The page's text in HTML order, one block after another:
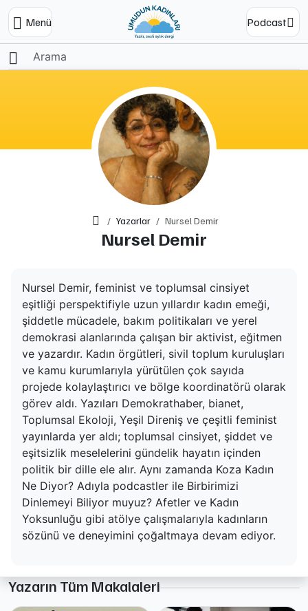
Menü Podcast
Ana SayfaYazarlar Nursel Demir
Nursel Demir
Nursel Demir, feminist ve toplumsal cinsiyet
eşitliği perspektifiyle uzun yıllardır kadın emeği,
şiddetle mücadele, bakım politikaları ve yerel
demokrasi alanlarında çalışan bir aktivist, eğitmen
ve yazardır. Kadın örgütleri, sivil toplum kuruluşları
ve kamu kurumlarıyla yürütülen çok sayıda
projede kolaylaştırıcı ve bölge koordinatörü olarak
görev aldı. Yazıları Demokrathaber, bianet,
Toplumsal Ekoloji, Yeşil Direniş ve çeşitli feminist
yayınlarda yer aldı; toplumsal cinsiyet, şiddet ve
eşitsizlik meselelerini gündelik hayatın içinden
politik bir dille ele alır. Aynı zamanda Koza Kadın
Ne Diyor? Adıyla podcastler ile Birbirimizi
Dinlemeyi Biliyor muyuz? Afetler ve Kadın
Yoksunluğu gibi atölye çalışmalarıyla kadınların
sözünü ve deneyimini çoğaltmaya devam ediyor.
Yazarın Tüm Makalaleri